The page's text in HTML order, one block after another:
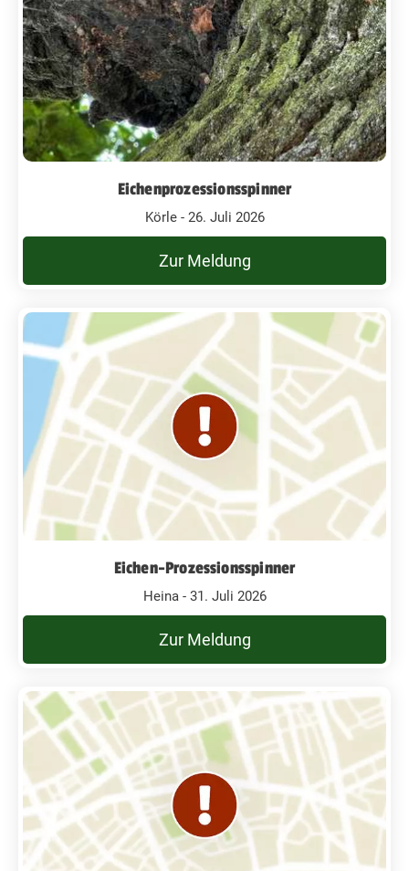
Eichenprozessionsspinner
Körle - 26. Juli 2026
Zur Meldung
Eichen-Prozessionsspinner
Heina - 31. Juli 2026
Zur Meldung